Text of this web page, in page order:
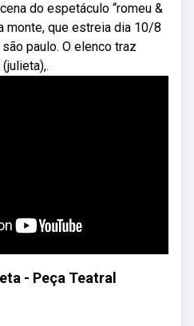
do espetáculo “romeu &
monte, que estreia dia 10/8
paulo. O elenco traz
- Peça Teatral